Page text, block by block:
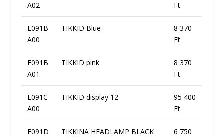
A02
Ft
E091B
A00
TIKKID Blue
8 370
Ft
E091B
A01
TIKKID pink
8 370
Ft
E091C
A00
TIKKID display 12
95 400
Ft
E091D
TIKKINA HEADLAMP BLACK
6 750